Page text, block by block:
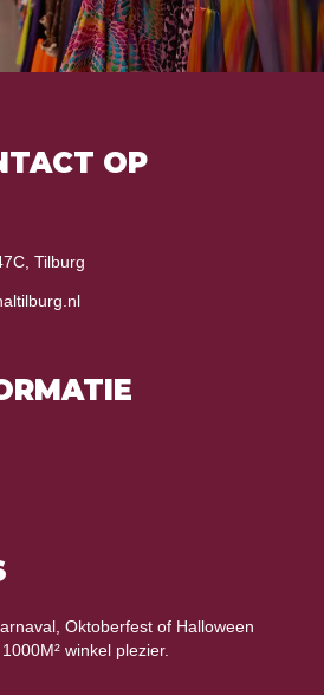
OP
Tilburg
Oktoberfest of Halloween
winkel plezier.